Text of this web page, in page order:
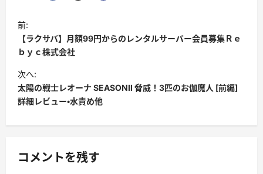
投
稿
ナ
ビ
ゲ
ー
シ
ン
前:
【ラクサバ】月額99円からのレンタルサーバー会員募集Ｒｅ
ｂｙｃ株式会社
次へ:
太陽の戦士レオーナ SEASONⅡ 脅威！3匹のお伽魔人 [前編]
詳細レビュー・水責め他
コメントを残す